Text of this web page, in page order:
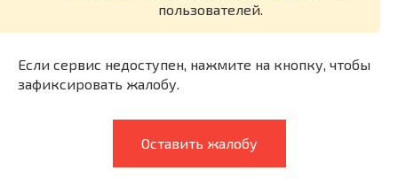
пользователей.
Если сервис недоступен, нажмите на кнопку, чтобы
зафиксировать жалобу.
Оставить жалобу